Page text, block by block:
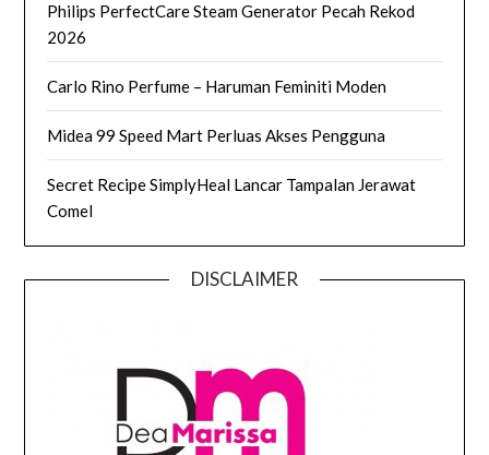
Philips PerfectCare Steam Generator Pecah Rekod
2026
Carlo Rino Perfume – Haruman Feminiti Moden
Midea 99 Speed Mart Perluas Akses Pengguna
Secret Recipe SimplyHeal Lancar Tampalan Jerawat
Comel
DISCLAIMER